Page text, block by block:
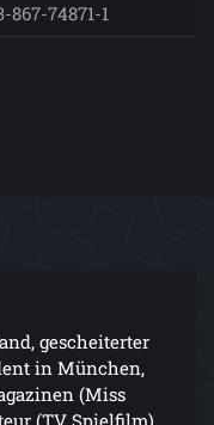
867-74871-1
gescheiterter
in München,
(Miss